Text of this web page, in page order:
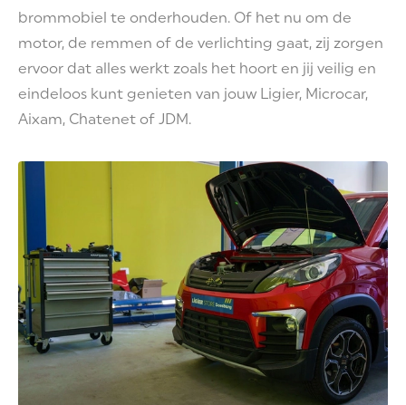
brommobiel te onderhouden. Of het nu om de
motor, de remmen of de verlichting gaat, zij zorgen
ervoor dat alles werkt zoals het hoort en jij veilig en
eindeloos kunt genieten van jouw Ligier, Microcar,
Aixam, Chatenet of JDM.